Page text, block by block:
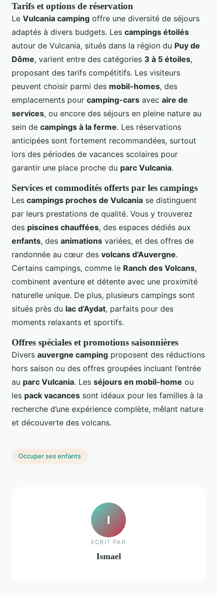
Tarifs et options de réservation
Le Vulcania camping offre une diversité de séjours
adaptés à divers budgets. Les campings étoilés
autour de Vulcania, situés dans la région du Puy de
Dôme, varient entre des catégories 3 à 5 étoiles,
proposant des tarifs compétitifs. Les visiteurs
peuvent choisir parmi des mobil-homes, des
emplacements pour camping-cars avec aire de
services, ou encore des séjours en pleine nature au
sein de campings à la ferme. Les réservations
anticipées sont fortement recommandées, surtout
lors des périodes de vacances scolaires pour
garantir une place proche du parc Vulcania.
Services et commodités offerts par les campings
Les campings proches de Vulcania se distinguent
par leurs prestations de qualité. Vous y trouverez
des piscines chauffées, des espaces dédiés aux
enfants, des animations variées, et des offres de
randonnée au cœur des volcans d'Auvergne.
Certains campings, comme le Ranch des Volcans,
combinent aventure et détente avec une proximité
naturelle unique. De plus, plusieurs campings sont
situés près du lac d’Aydat, parfaits pour des
moments relaxants et sportifs.
Offres spéciales et promotions saisonnières
Divers auvergne camping proposent des réductions
hors saison ou des offres groupées incluant l’entrée
au parc Vulcania. Les séjours en mobil-home ou
les pack vacances sont idéaux pour les familles à la
recherche d’une expérience complète, mêlant nature
et découverte des volcans.
Occuper ses enfants
I
ECRIT PAR
Ismael